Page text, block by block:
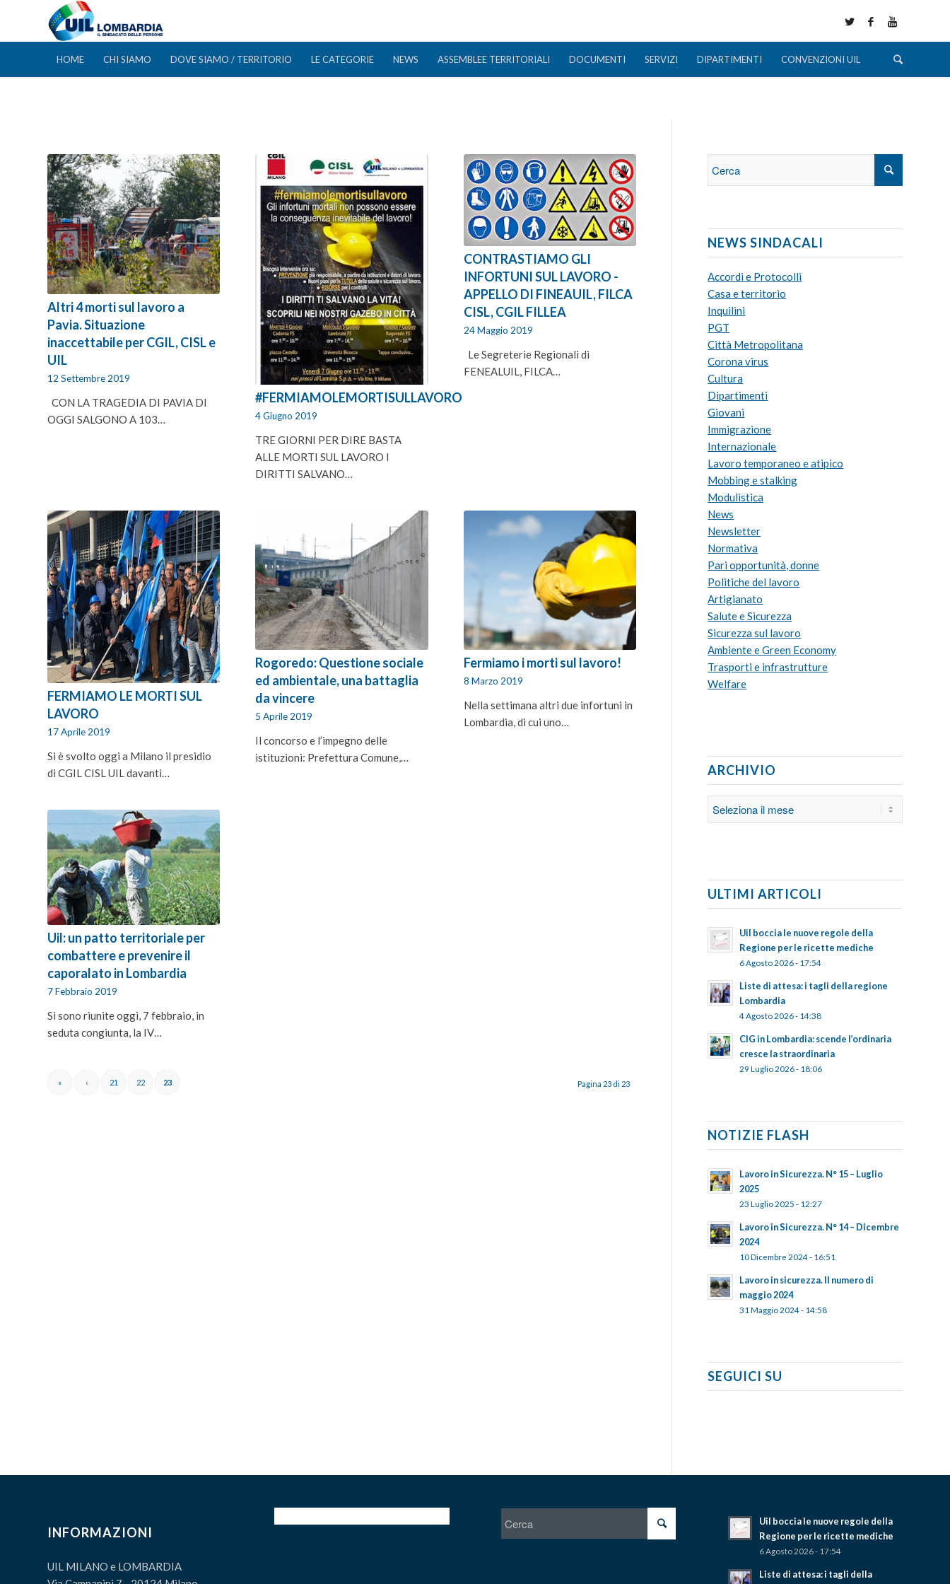
HOME CHI SIAMO DOVE SIAMO / TERRITORIO LE CATEGORIE NEWS ASSEMBLEE TERRITORIALI DOCUMENTI SERVIZI DIPARTIMENTI CONVENZIONI UIL
Altri 4 morti sul lavoro a
Pavia. Situazione
inaccettabile per CGIL, CISL e
UIL
12 Settembre 2019
CON LA TRAGEDIA DI PAVIA DI
OGGI SALGONO A 103…
#FERMIAMOLEMORTISULLAVORO
4 Giugno 2019
TRE GIORNI PER DIRE BASTA
ALLE MORTI SUL LAVORO I
DIRITTI SALVANO…
CONTRASTIAMO GLI
INFORTUNI SUL LAVORO -
APPELLO DI FINEAUIL, FILCA
CISL, CGIL FILLEA
24 Maggio 2019
Le Segreterie Regionali di
FENEALUIL, FILCA…
FERMIAMO LE MORTI SUL
LAVORO
17 Aprile 2019
Si è svolto oggi a Milano il presidio
di CGIL CISL UIL davanti…
Rogoredo: Questione sociale
ed ambientale, una battaglia
da vincere
5 Aprile 2019
Il concorso e l’impegno delle
istituzioni: Prefettura Comune,…
Fermiamo i morti sul lavoro!
8 Marzo 2019
Nella settimana altri due infortuni in
Lombardia, di cui uno…
Uil: un patto territoriale per
combattere e prevenire il
caporalato in Lombardia
7 Febbraio 2019
Si sono riunite oggi, 7 febbraio, in
seduta congiunta, la IV…
Pagina 23 di 23
« ‹ 21 22 23
NEWS SINDACALI
Accordi e Protocolli
Casa e territorio
Inquilini
PGT
Città Metropolitana
Corona virus
Cultura
Dipartimenti
Giovani
Immigrazione
Internazionale
Lavoro temporaneo e atipico
Mobbing e stalking
Modulistica
News
Newsletter
Normativa
Pari opportunità, donne
Politiche del lavoro
Artigianato
Salute e Sicurezza
Sicurezza sul lavoro
Ambiente e Green Economy
Trasporti e infrastrutture
Welfare
ARCHIVIO
ULTIMI ARTICOLI
Uil boccia le nuove regole della
Regione per le ricette mediche
6 Agosto 2026 - 17:54
Liste di attesa: i tagli della regione
Lombardia
4 Agosto 2026 - 14:38
CIG in Lombardia: scende l’ordinaria
cresce la straordinaria
29 Luglio 2026 - 18:06
NOTIZIE FLASH
Lavoro in Sicurezza. N° 15 – Luglio
2025
23 Luglio 2025 - 12:27
Lavoro in Sicurezza. N° 14 – Dicembre
2024
10 Dicembre 2024 - 16:51
Lavoro in sicurezza. Il numero di
maggio 2024
31 Maggio 2024 - 14:58
SEGUICI SU
INFORMAZIONI
UIL MILANO e LOMBARDIA
Uil boccia le nuove regole della
Regione per le ricette mediche
6 Agosto 2026 - 17:54
Liste di attesa: i tagli della